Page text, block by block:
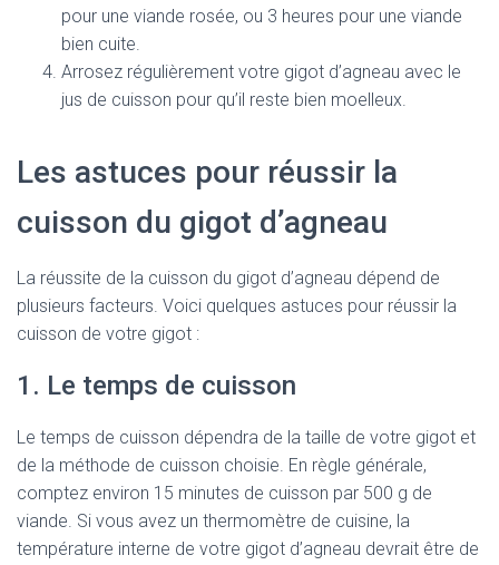
pour une viande rosée, ou 3 heures pour une viande
bien cuite.
Arrosez régulièrement votre gigot d’agneau avec le
jus de cuisson pour qu’il reste bien moelleux.
Les astuces pour réussir la
cuisson du gigot d’agneau
La réussite de la cuisson du gigot d’agneau dépend de
plusieurs facteurs. Voici quelques astuces pour réussir la
cuisson de votre gigot :
1. Le temps de cuisson
Le temps de cuisson dépendra de la taille de votre gigot et
de la méthode de cuisson choisie. En règle générale,
comptez environ 15 minutes de cuisson par 500 g de
viande. Si vous avez un thermomètre de cuisine, la
température interne de votre gigot d’agneau devrait être de